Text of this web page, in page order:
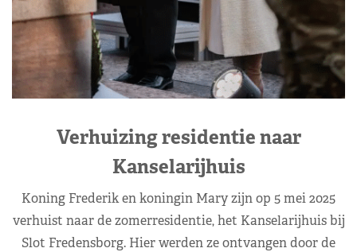
Verhuizing residentie naar
Kanselarijhuis
Koning Frederik en koningin Mary zijn op 5 mei 2025
verhuist naar de zomerresidentie, het Kanselarijhuis bij
Slot Fredensborg. Hier werden ze ontvangen door de